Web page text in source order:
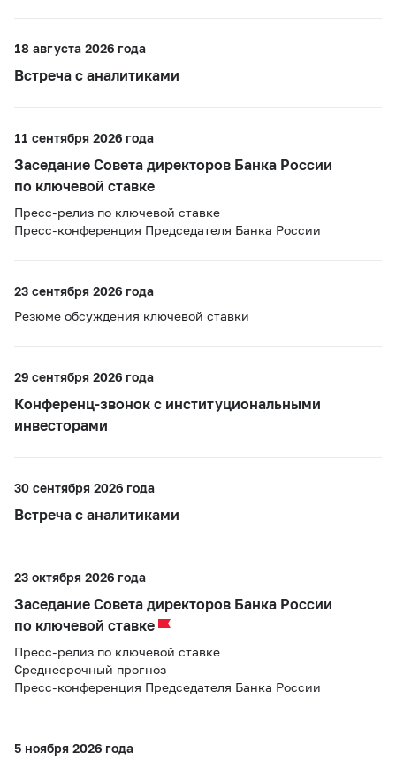
18 августа 2026 года
Встреча с аналитиками
11 сентября 2026 года
Заседание Совета директоров Банка России
по ключевой ставке
Пресс-релиз по ключевой ставке
Пресс-конференция Председателя Банка России
23 сентября 2026 года
Резюме обсуждения ключевой ставки
29 сентября 2026 года
Конференц-звонок с институциональными
инвесторами
30 сентября 2026 года
Встреча с аналитиками
23 октября 2026 года
Заседание Совета директоров Банка России
по ключевой ставке
Пресс-релиз по ключевой ставке
Среднесрочный прогноз
Пресс-конференция Председателя Банка России
5 ноября 2026 года